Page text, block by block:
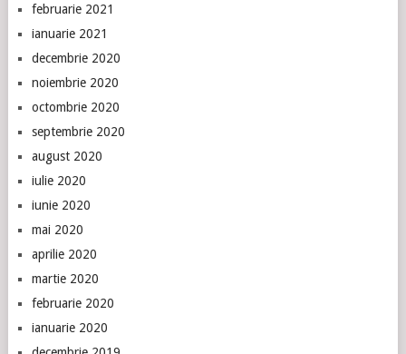
februarie 2021
ianuarie 2021
decembrie 2020
noiembrie 2020
octombrie 2020
septembrie 2020
august 2020
iulie 2020
iunie 2020
mai 2020
aprilie 2020
martie 2020
februarie 2020
ianuarie 2020